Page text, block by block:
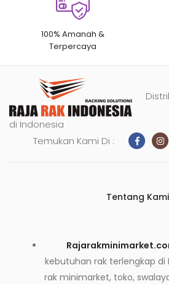
100% Amanah &
Terpercaya
di Indonesia
Temukan Kami Di :
Tentang Kami
kebutuhan rak terlengkap di
rak minimarket, toko,